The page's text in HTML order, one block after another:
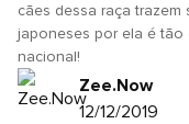
LOJA
cães dessa raça
japoneses por ela é
nacional!
Zee.Now
12/12/2019